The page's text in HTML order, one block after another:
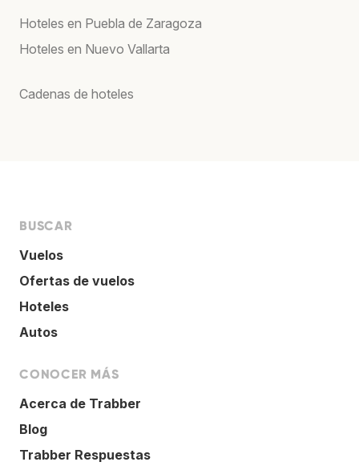
Hoteles en Puebla de Zaragoza
Hoteles en Nuevo Vallarta
Cadenas de hoteles
BUSCAR
Vuelos
Ofertas de vuelos
Hoteles
Autos
CONOCER MÁS
Acerca de Trabber
Blog
Trabber Respuestas